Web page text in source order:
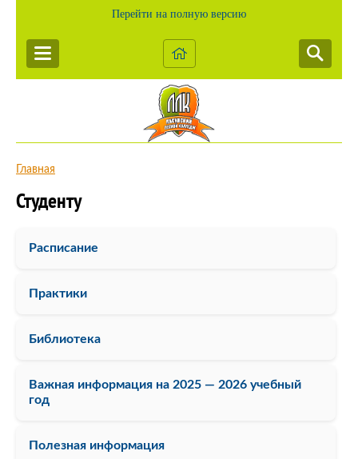
Перейти на полную версию
Главная
Студенту
Расписание
Практики
Библиотека
Важная информация на 2025 — 2026 учебный
год
Полезная информация